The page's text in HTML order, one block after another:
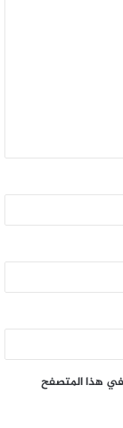
في هذا المتصفح